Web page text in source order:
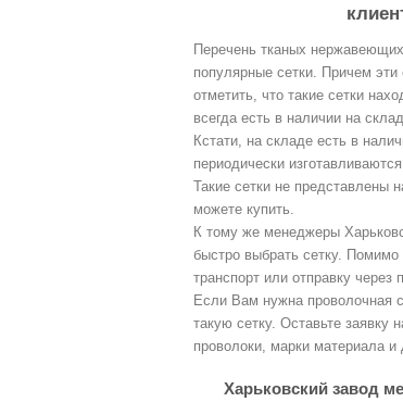
Перечень тканых
популярные сетки. Причем
отметить, что такие сетки
всегда есть в наличии на
Кстати, на складе есть в
периодически
Такие сетки не представлены
можете купить.
К тому же менеджеры
быстро выбрать сетку. Помимо
транспорт или отправку через
Если Вам нужна проволочная
такую сетку. Оставьте заявку
проволоки, марки материала
Харьковский завод